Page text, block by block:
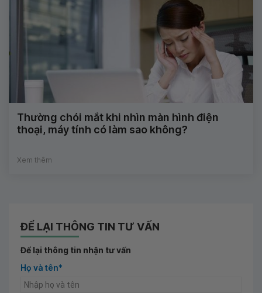
Thường chói mắt khi nhìn màn hình điện
thoại, máy tính có làm sao không?
Xem thêm
ĐỂ LẠI THÔNG TIN TƯ VẤN
Để lại thông tin nhận tư vấn
Họ và tên*